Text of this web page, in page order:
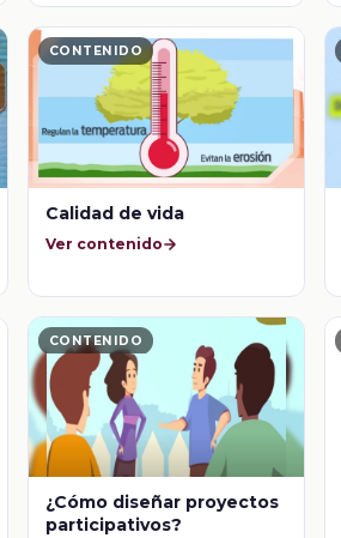
CONTENIDO
Calidad de vida
Ver contenido
CONTENIDO
¿Cómo diseñar proyectos
participativos?